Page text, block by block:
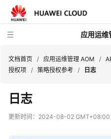
应用运维
新
动
文档首页 / 应用运维管理 AOM /
授权项 / 策略授权参考 / 日志
日志
更新时间： 2024-08-02 GMT+08:00